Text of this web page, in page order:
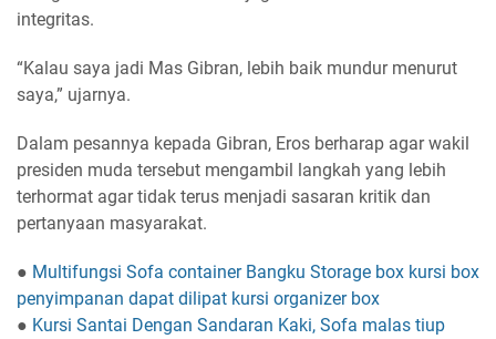
integritas.
“Kalau saya jadi Mas Gibran, lebih baik mundur menurut
saya,” ujarnya.
Dalam pesannya kepada Gibran, Eros berharap agar wakil
presiden muda tersebut mengambil langkah yang lebih
terhormat agar tidak terus menjadi sasaran kritik dan
pertanyaan masyarakat.
● Multifungsi Sofa container Bangku Storage box kursi box
penyimpanan dapat dilipat kursi organizer box
● Kursi Santai Dengan Sandaran Kaki, Sofa malas tiup